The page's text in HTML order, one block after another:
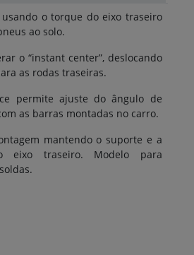
o torque do eixo traseiro
ao solo.
o “instant center”, deslocando
as rodas traseiras.
permite ajuste do ângulo de
as barras montadas no carro.
mantendo o suporte e a
eixo traseiro. Modelo para